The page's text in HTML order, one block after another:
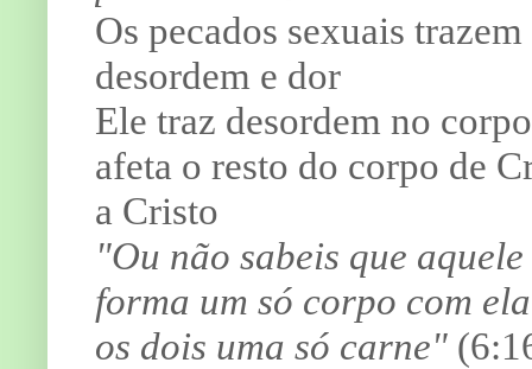
Os pecados sexuais
desordem e dor
Ele traz desordem no
afeta o resto do corpo de
a Cristo
"Ou não sabeis que
forma um só corpo com
os dois uma só carne"